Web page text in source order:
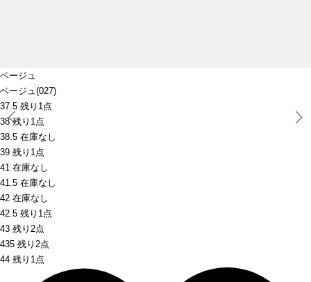
ベージュ
ベージュ(027)
37.5 残り1点
38 残り1点
38.5 在庫なし
39 残り1点
41 在庫なし
41.5 在庫なし
42 在庫なし
42.5 残り1点
43 残り2点
435 残り2点
44 残り1点
Prev